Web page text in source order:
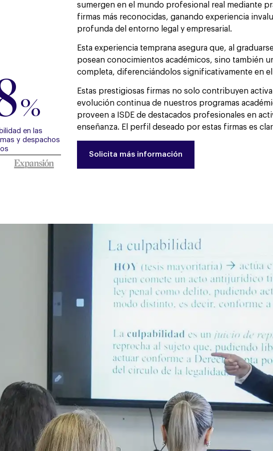
%
en las
y despachos
sumergen en el mundo profesional real mediante
firmas más reconocidas, ganando experiencia
profunda del entorno legal y empresarial.
Esta experiencia temprana asegura que, al
posean conocimientos académicos, sino también
completa, diferenciándolos significativamente en
Estas prestigiosas firmas no solo contribuyen
evolución continua de nuestros programas
proveen a ISDE de destacados profesionales en
enseñanza. El perfil deseado por estas firmas es
Solicita más información